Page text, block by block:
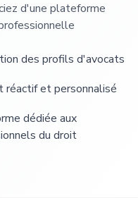
d'une plateforme
des profils d'avocats
réactif et personnalisé
dédiée aux
du droit